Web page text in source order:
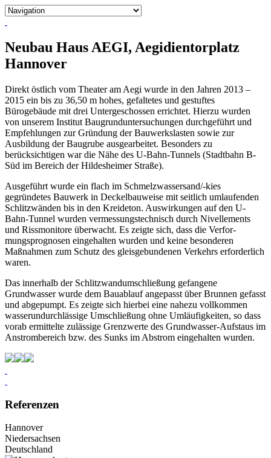
Skip
Neubau Haus AEGI, Aegidientorplatz
Hannover
Direkt östlich vom Theater am Aegi wurde in den Jahren 2013 –
2015 ein bis zu 36,50 m hohes, gefaltetes und gestuftes
Bürogebäude mit drei Untergeschossen errichtet. Hierzu wurden
von unserem Institut Baugrunduntersuchungen durchgeführt und
Empfehlungen zur Gründung der Bauwerkslasten sowie zur
Ausbildung der Baugrube ausgearbeitet. Besonders zu
berücksichtigen war die Nähe des U-Bahn-Tunnels (Stadtbahn B-
Süd im Bereich der Hildesheimer Straße).
Ausgeführt wurde ein flach im Schmelzwassersand/-kies
gegründetes Bauwerk in Deckelbauweise mit seitlich umlaufenden
Schlitzwänden bis in den Kreideton. Auswirkungen auf den U-
Bahn-Tunnel wurden vermessungstechnisch durch Nivellements
und Rissmonitore überwacht. Es zeigte sich, dass die Verfor-
mungsprognosen eingehalten wurden und keine besonderen
Maßnahmen zum Schutz des gleisgebundenen Verkehrs erforderlich
waren.
Das innerhalb der Schlitzwandumschließung gefangene
Grundwasser wurde dem Bauablauf angepasst über Brunnen gefasst
und abgepumpt. Es zeigte sich hierbei eine nahezu vollkommen
wasserundurchlässige Umschließung ohne Umläufigkeiten, so dass
vorab ermittelte zulässige Grenzwerte des Grundwasser-Aufstaus im
Anstrombereich bzw. des Sunks im Abstrom eingehalten wurden.
Post
navigation
Referenzen
Hannover
Niedersachsen
Deutschland